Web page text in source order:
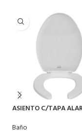
ASIENTO C/TAPA
Baño